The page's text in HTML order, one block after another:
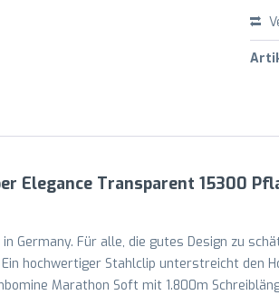
Elegance Transparent 15300
Germany. Für alle, die gutes Design zu
hochwertiger Stahlclip unterstreicht den
Marathon Soft mit 1.800m